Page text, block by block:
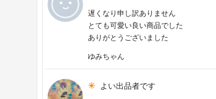
遅くなり申し訳ありません
とても可愛い良い商品でした
ありがとうございました
ゆみちゃん
よい出品者です